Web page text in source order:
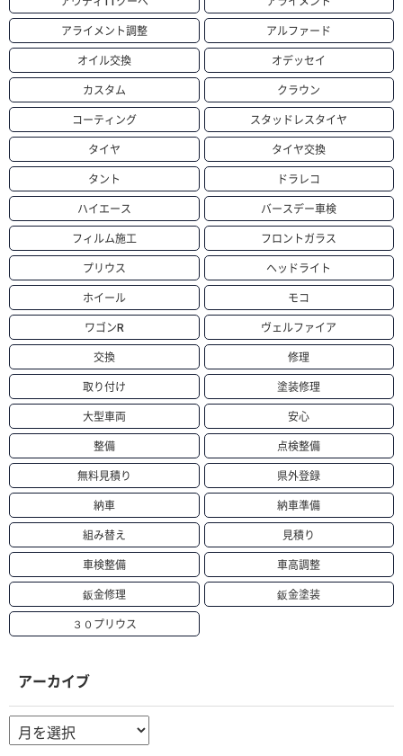
アライメント調整 アルファード
オイル交換 オデッセイ
カスタム クラウン
コーティング スタッドレスタイヤ
タイヤ タイヤ交換
タント ドラレコ
ハイエース バースデー車検
フィルム施工 フロントガラス
プリウス ヘッドライト
ホイール モコ
ワゴンR ヴェルファイア
交換 修理
取り付け 塗装修理
大型車両 安心
整備 点検整備
無料見積り 県外登録
納車 納車準備
組み替え 見積り
車検整備 車高調整
鈑金修理 鈑金塗装
３０プリウス
アーカイブ
ー